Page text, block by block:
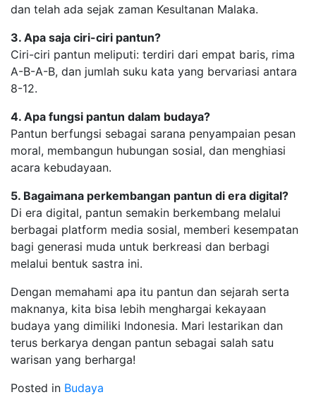
dan telah ada sejak zaman Kesultanan Malaka.
3. Apa saja ciri-ciri pantun?
Ciri-ciri pantun meliputi: terdiri dari empat baris, rima
A-B-A-B, dan jumlah suku kata yang bervariasi antara
8-12.
4. Apa fungsi pantun dalam budaya?
Pantun berfungsi sebagai sarana penyampaian pesan
moral, membangun hubungan sosial, dan menghiasi
acara kebudayaan.
5. Bagaimana perkembangan pantun di era digital?
Di era digital, pantun semakin berkembang melalui
berbagai platform media sosial, memberi kesempatan
bagi generasi muda untuk berkreasi dan berbagi
melalui bentuk sastra ini.
Dengan memahami apa itu pantun dan sejarah serta
maknanya, kita bisa lebih menghargai kekayaan
budaya yang dimiliki Indonesia. Mari lestarikan dan
terus berkarya dengan pantun sebagai salah satu
warisan yang berharga!
Posted in Budaya